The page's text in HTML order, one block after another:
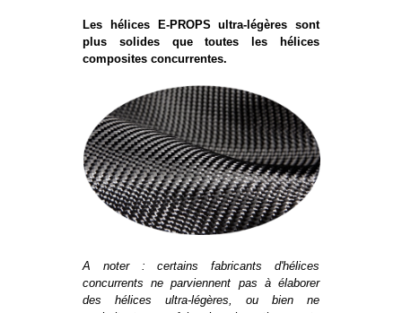
Les hélices E-PROPS ultra-légères sont
plus solides que toutes les hélices
composites concurrentes.
A noter : certains fabricants d'hélices
concurrents ne parviennent pas à élaborer
des hélices ultra-légères, ou bien ne